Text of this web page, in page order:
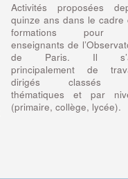
Activités proposées
quinze ans dans le cadre
formations pour
enseignants de
de Paris. Il
principalement de
dirigés classés
thématiques et par
(primaire, collège, lycée).